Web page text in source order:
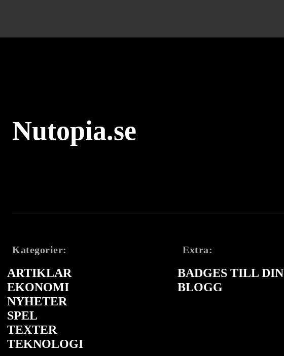
Nutopia.se
Kategorier:
ARTIKLAR
EKONOMI
NYHETER
SPEL
TEXTER
TEKNOLOGI
Extra:
BADGES TILL DIN
BLOGG